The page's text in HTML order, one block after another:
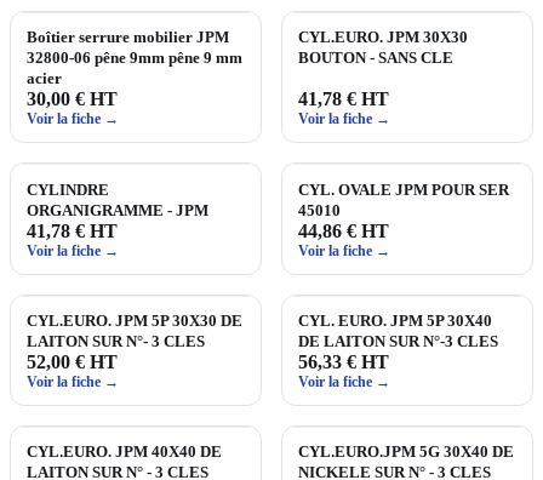
Boîtier serrure mobilier JPM
32800-06 pêne 9mm pêne 9 mm
acier
30,00 € HT
Voir la fiche →
CYL.EURO. JPM 30X30
BOUTON - SANS CLE
41,78 € HT
Voir la fiche →
CYLINDRE
ORGANIGRAMME - JPM
41,78 € HT
Voir la fiche →
CYL. OVALE JPM POUR SER
45010
44,86 € HT
Voir la fiche →
CYL.EURO. JPM 5P 30X30 DE
LAITON SUR N°- 3 CLES
52,00 € HT
Voir la fiche →
CYL. EURO. JPM 5P 30X40
DE LAITON SUR N°-3 CLES
56,33 € HT
Voir la fiche →
CYL.EURO. JPM 40X40 DE
LAITON SUR N° - 3 CLES
CYL.EURO.JPM 5G 30X40 DE
NICKELE SUR N° - 3 CLES